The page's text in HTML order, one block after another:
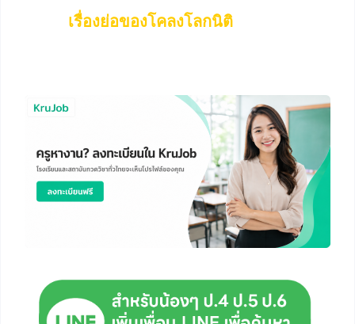
เรื่องย่อของโคลงโลกนิติ